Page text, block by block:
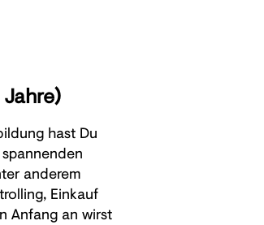
hast Du
anderem
Einkauf
Anfang an wirst